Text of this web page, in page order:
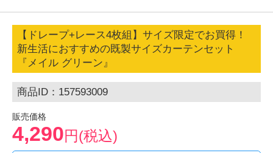
【ドレープ+レース4枚組】サイズ限定でお買得！
新生活におすすめの既製サイズカーテンセット
『メイル グリーン』
商品ID：157593009
販売価格
4,290円(税込)